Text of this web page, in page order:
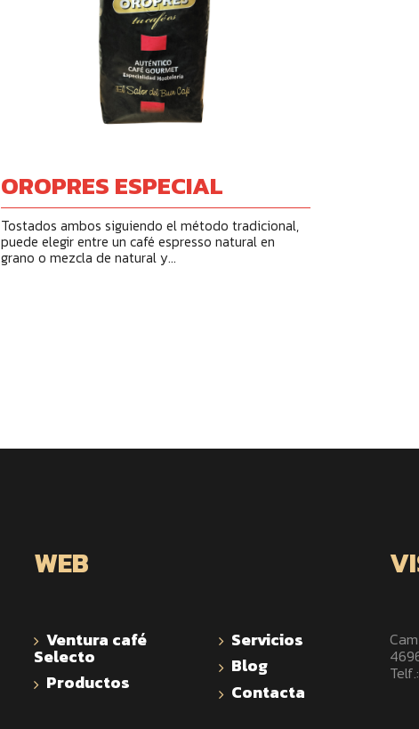
OROPRES ESPECIAL
Tostados ambos siguiendo el método tradicional,
puede elegir entre un café espresso natural en
grano o mezcla de natural y...
WEB
Ventura café
Selecto
Productos
Servicios
Blog
Contacta